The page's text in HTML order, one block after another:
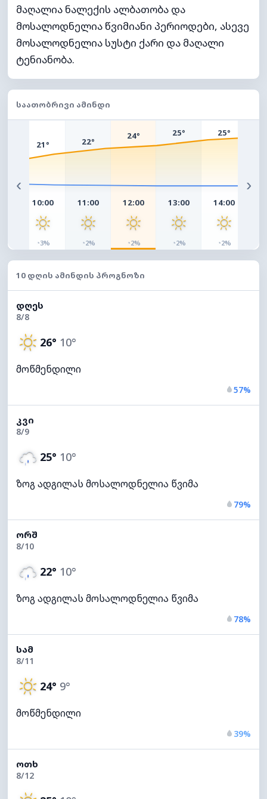
მაღალია ნალექის ალბათობა და
მოსალოდნელია წვიმიანი პერიოდები, ასევე
მოსალოდნელია სუსტი ქარი და მაღალი
ტენიანობა.
ᲡᲐᲐᲗᲝᲑᲠᲘᲕᲘ ᲐᲛᲘᲜᲓᲘ
‹
21°
10:00
◔3%
22°
11:00
◔2%
24°
12:00
◔2%
25°
13:00
◔2%
25°
14:00
◔2%
›
10 ᲓᲦᲘᲡ ᲐᲛᲘᲜᲓᲘᲡ ᲞᲠᲝᲒᲜᲝᲖᲘ
ᲓᲦᲔᲡ
8/8
26° 10°
მოწმენდილი
57%
ᲙᲕᲘ
8/9
25° 10°
ზოგ ადგილას მოსალოდნელია წვიმა
79%
ᲝᲠᲨ
8/10
22° 10°
ზოგ ადგილას მოსალოდნელია წვიმა
78%
ᲡᲐᲛ
8/11
24° 9°
მოწმენდილი
39%
ᲝᲗᲮ
8/12